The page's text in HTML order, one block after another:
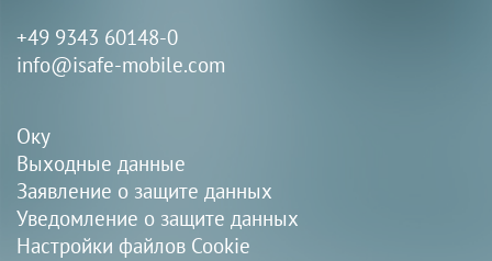
+49 9343 60148-0
info@isafe-mobile.com
Оку
Выходные данные
Заявление о защите данных
Уведомление о защите данных
Настройки файлов Cookie